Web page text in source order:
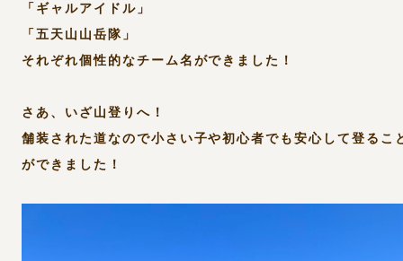
「ギャルアイドル」
「五天山山岳隊」
それぞれ個性的なチーム名ができました！
さあ、いざ山登りへ！
舗装された道なので小さい子や初心者でも安心して登るこ
ができました！